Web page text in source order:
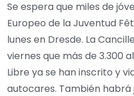
Se espera que miles de
Europeo de la Juventud
lunes en Dresde. La
viernes que más de 3.300
Libre ya se han inscrito y
autocares. También habrá